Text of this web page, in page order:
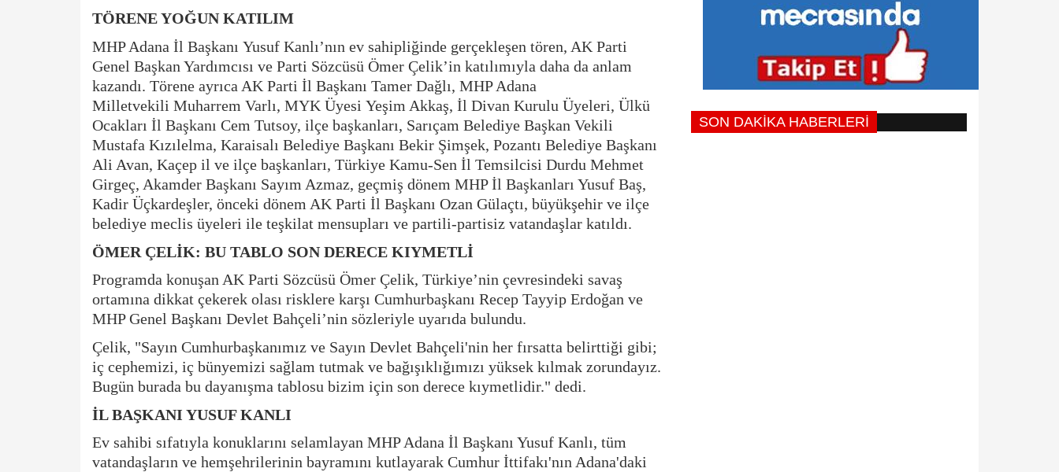
TÖRENE YOĞUN KATILIM
​MHP Adana İl Başkanı Yusuf Kanlı’nın ev sahipliğinde gerçekleşen tören, AK Parti
Genel Başkan Yardımcısı ve Parti Sözcüsü Ömer Çelik’in katılımıyla daha da anlam
kazandı. Törene ayrıca AK Parti İl Başkanı Tamer Dağlı, MHP Adana
Milletvekili Muharrem Varlı, MYK Üyesi Yeşim Akkaş, İl Divan Kurulu Üyeleri, Ülkü
Ocakları İl Başkanı Cem Tutsoy, ilçe başkanları, Sarıçam Belediye Başkan Vekili
Mustafa Kızılelma, Karaisalı Belediye Başkanı Bekir Şimşek, Pozantı Belediye Başkanı
Ali Avan, Kaçep il ve ilçe başkanları, Türkiye Kamu-Sen İl Temsilcisi Durdu Mehmet
Girgeç, Akamder Başkanı Sayım Azmaz, geçmiş dönem MHP İl Başkanları Yusuf Baş,
Kadir Üçkardeşler, önceki dönem AK Parti İl Başkanı Ozan Gülaçtı, büyükşehir ve ilçe
belediye meclis üyeleri ile teşkilat mensupları ve partili-partisiz vatandaşlar katıldı.
ÖMER ÇELİK: BU TABLO SON DERECE KIYMETLİ
​Programda konuşan AK Parti Sözcüsü Ömer Çelik, Türkiye’nin çevresindeki savaş
ortamına dikkat çekerek olası risklere karşı Cumhurbaşkanı Recep Tayyip Erdoğan ve
MHP Genel Başkanı Devlet Bahçeli’nin sözleriyle uyarıda bulundu.
Çelik, "Sayın Cumhurbaşkanımız ve Sayın Devlet Bahçeli'nin her fırsatta belirttiği gibi;
iç cephemizi, iç bünyemizi sağlam tutmak ve bağışıklığımızı yüksek kılmak zorundayız.
Bugün burada bu dayanışma tablosu bizim için son derece kıymetlidir." dedi.
İL BAŞKANI YUSUF KANLI
​Ev sahibi sıfatıyla konuklarını selamlayan MHP Adana İl Başkanı Yusuf Kanlı, tüm
vatandaşların ve hemşehrilerinin bayramını kutlayarak Cumhur İttifakı'nın Adana'daki
SON DAKİKA HABERLERİ